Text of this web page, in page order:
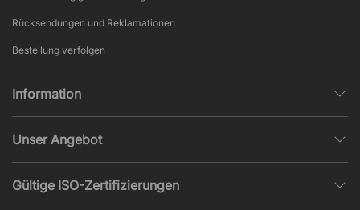
Rücksendungen und Reklamationen
Bestellung verfolgen
Information
AGB und Widerruf
Beliebte Seiten
Unser Angebot
Projekte, Angebote & Montage
Gültige ISO-Zertifizierungen